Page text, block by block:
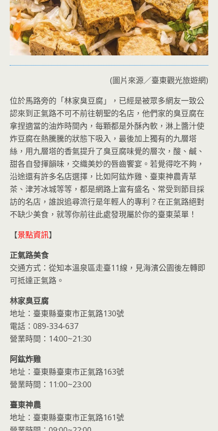
(圖片來源／臺東觀光旅遊網)
位於馬路旁的「林家臭豆腐」，已經是被眾多網友一致公
認來到正氣路不可不前往朝聖的名店，他們家的臭豆腐在
拿捏適當的油炸時間內，每顆都是外酥內軟，淋上醬汁使
炸豆腐在熱騰騰的狀態下吸入，最後加上獨有的九層塔
絲，用九層塔的香氣提升了臭豆腐味覺的層次，酸、鹹、
甜各自發揮韻味，交織美妙的唇齒饗宴。若覺得吃不夠，
沿途還有許多名店選擇，比如阿鈜炸雞、臺東神農青草
茶、津芳冰城等等，都是網路上富有盛名、常受到節目採
訪的名店，誰說追尋流行是年輕人的專利？在正氣路絕對
不缺少美食，就等你前往此處發現屬於你的臺東菜單！
【景點資訊】
正氣路美食
交通方式：從知本溫泉區走臺11線，見海濱公園後左轉即
可抵達正氣路。
林家臭豆腐
地址：臺東縣臺東市正氣路130號
電話：089-334-637
營業時間：14:00~21:30
阿鈜炸雞
地址：臺東縣臺東市正氣路163號
營業時間：11:00~23:00
臺東神農
地址：臺東縣臺東市正氣路161號